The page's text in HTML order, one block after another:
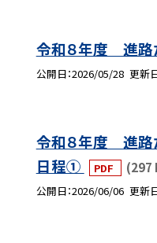
令和８年度 進路
公開日 2026/05/28 更新
令和８年度 進路
日程①
PDF (297
公開日 2026/06/06 更新